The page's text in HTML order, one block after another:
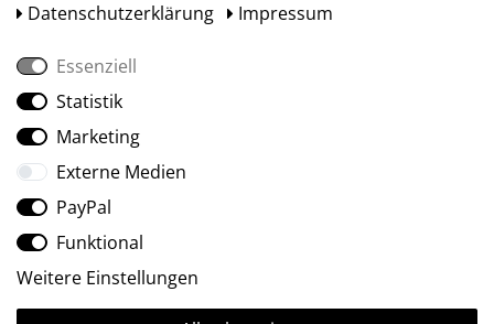
Social Media
Daten­schutz­erklärung
Impressum
Essenziell
Statistik
Marketing
Externe Medien
PayPal
Funktional
Weitere Einstellungen